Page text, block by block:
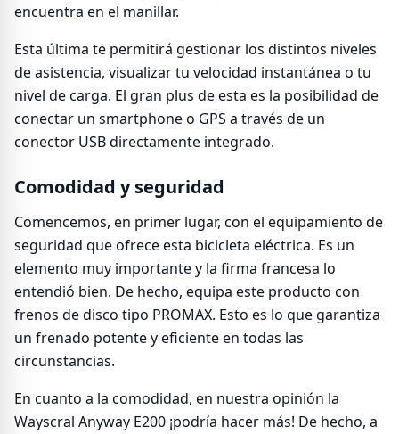
encuentra en el manillar.
Esta última te permitirá gestionar los distintos niveles
de asistencia, visualizar tu velocidad instantánea o tu
nivel de carga. El gran plus de esta es la posibilidad de
conectar un smartphone o GPS a través de un
conector USB directamente integrado.
Comodidad y seguridad
Comencemos, en primer lugar, con el equipamiento de
seguridad que ofrece esta bicicleta eléctrica. Es un
elemento muy importante y la firma francesa lo
entendió bien. De hecho, equipa este producto con
frenos de disco tipo PROMAX. Esto es lo que garantiza
un frenado potente y eficiente en todas las
circunstancias.
En cuanto a la comodidad, en nuestra opinión la
Wayscral Anyway E200 ¡podría hacer más! De hecho, a